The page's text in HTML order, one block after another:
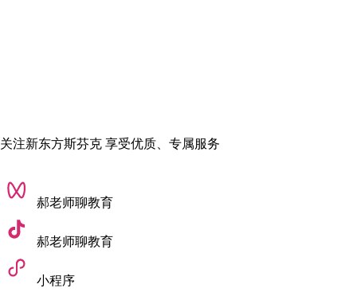
思维认知上，成套、体系化的教育理论学习打破了我对传统娱
习惯站在用户学习成长的视角搭建游戏框架
实操能力上，在实验室对接跨部门、外部合作方的项目经历，
打磨了我的沟通协调与需求对接能力
关注新东方斯芬克 享受优质、专属服务
郝老师聊教育
郝老师聊教育
小程序